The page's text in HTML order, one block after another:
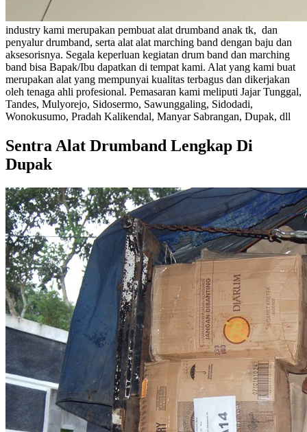
industry kami merupakan pembuat alat drumband anak tk, dan
penyalur drumband, serta alat alat marching band dengan baju dan
aksesorisnya. Segala keperluan kegiatan drum band dan marching
band bisa Bapak/Ibu dapatkan di tempat kami. Alat yang kami buat
merupakan alat yang mempunyai kualitas terbagus dan dikerjakan
oleh tenaga ahli profesional. Pemasaran kami meliputi Jajar Tunggal,
Tandes, Mulyorejo, Sidosermo, Sawunggaling, Sidodadi,
Wonokusumo, Pradah Kalikendal, Manyar Sabrangan, Dupak, dll
Sentra Alat Drumband Lengkap Di
Dupak